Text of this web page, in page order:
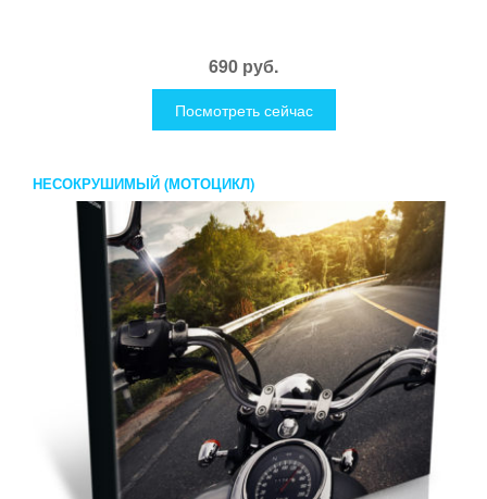
690 руб.
Посмотреть сейчас
НЕСОКРУШИМЫЙ (МОТОЦИКЛ)